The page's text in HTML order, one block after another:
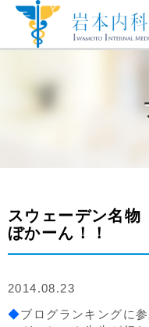
スウェーデン名
ぼかーん！！
2014.08.23
◆ブログランキングに